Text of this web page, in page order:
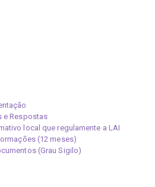
e Respostas
local que regulamente a LAI
(12 meses)
(Grau Sigilo)